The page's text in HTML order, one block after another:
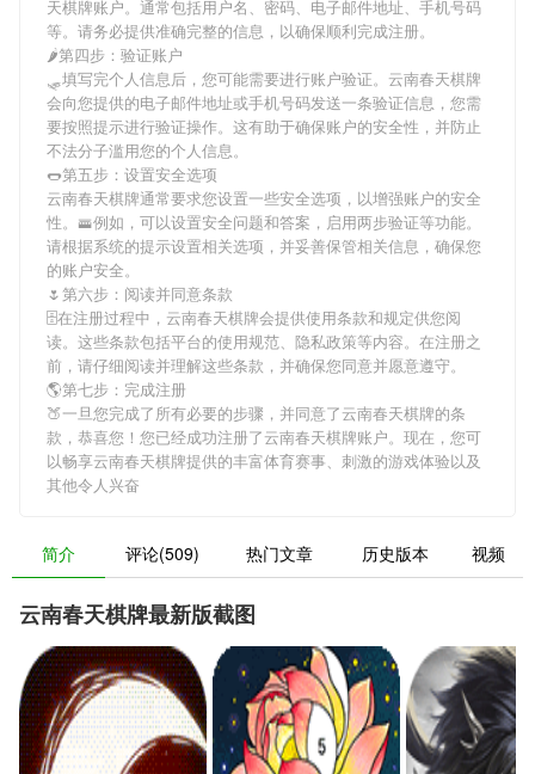
天棋牌账户。通常包括用户名、密码、电子邮件地址、手机号码
等。请务必提供准确完整的信息，以确保顺利完成注册。
🌶第四步：验证账户
🛷填写完个人信息后，您可能需要进行账户验证。 云南春天棋牌
会向您提供的电子邮件地址或手机号码发送一条验证信息，您需
要按照提示进行验证操作。这有助于确保账户的安全性，并防止
不法分子滥用您的个人信息。
🌭第五步：设置安全选项
云南春天棋牌通常要求您设置一些安全选项，以增强账户的安全
性。🚟例如，可以设置安全问题和答案，启用两步验证等功能。
请根据系统的提示设置相关选项，并妥善保管相关信息，确保您
的账户安全。
🌷第六步：阅读并同意条款
🗄在注册过程中， 云南春天棋牌会提供使用条款和规定供您阅
读。这些条款包括平台的使用规范、隐私政策等内容。在注册之
前，请仔细阅读并理解这些条款，并确保您同意并愿意遵守。
🌎第七步：完成注册
🍑一旦您完成了所有必要的步骤，并同意了云南春天棋牌的条
款，恭喜您！您已经成功注册了云南春天棋牌账户。现在，您可
以畅享云南春天棋牌提供的丰富体育赛事、刺激的游戏体验以及
其他令人兴奋
简介 评论(509) 热门文章 历史版本 视频
云南春天棋牌最新版截图